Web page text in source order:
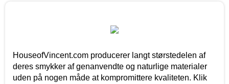
HouseofVincent.com producerer langt størstedelen af
deres smykker af genanvendte og naturlige materialer
uden på nogen måde at kompromittere kvaliteten. Klik